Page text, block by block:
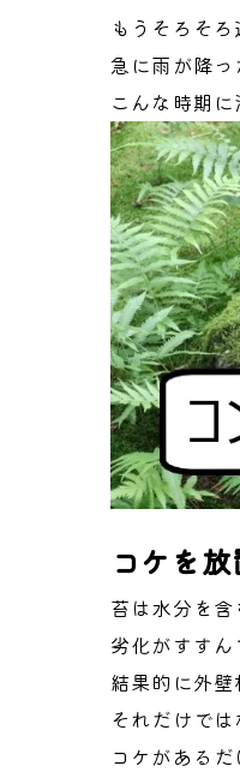
もうそろそ
急に雨が降っ
こんな時期に
コケを
苔は水分を
劣化がすすん
結果的に外
それだけでは
コケがある